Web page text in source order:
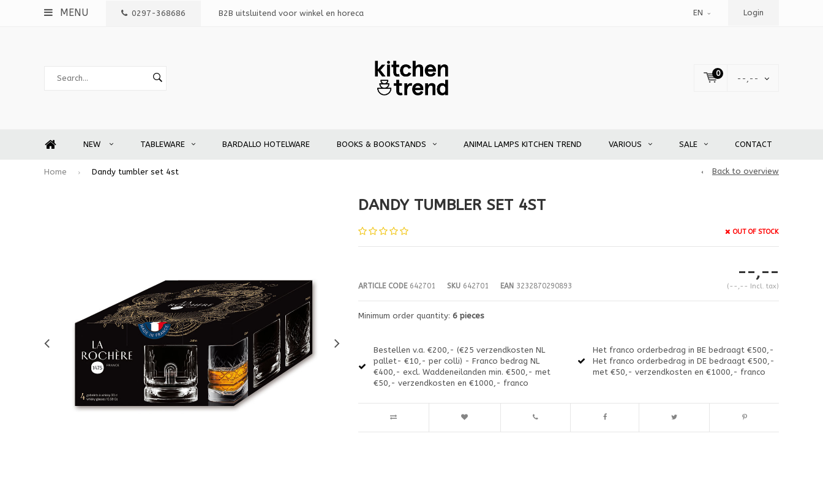
MENU 0297-368686 B2B uitsluitend voor winkel en horeca EN Login
0
--,--
NEW TABLEWARE BARDALLO HOTELWARE BOOKS & BOOKSTANDS ANIMAL LAMPS KITCHEN TREND VARIOUS SALE CONTACT
Home Dandy tumbler set 4st Back to overview
DANDY TUMBLER SET 4ST
OUT OF STOCK
ARTICLE CODE642701 SKU642701 EAN3232870290893
--,--
(--,-- Incl. tax)
Minimum order quantity: 6 pieces
Bestellen v.a. €200,- (€25 verzendkosten NL
pallet- €10,- per colli) - Franco bedrag NL
€400,- excl. Waddeneilanden min. €500,- met
€50,- verzendkosten en €1000,- franco
Het franco orderbedrag in BE bedraagt €500,-
Het franco orderbedrag in DE bedraagt €500,-
met €50,- verzendkosten en €1000,- franco